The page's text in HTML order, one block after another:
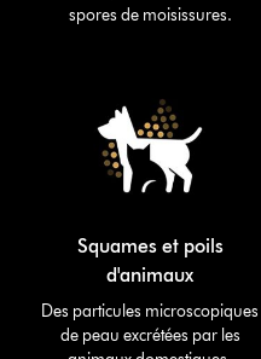
spores de moisissures.
Squames et poils
d'animaux
Des particules microscopiques
de peau excrétées par les